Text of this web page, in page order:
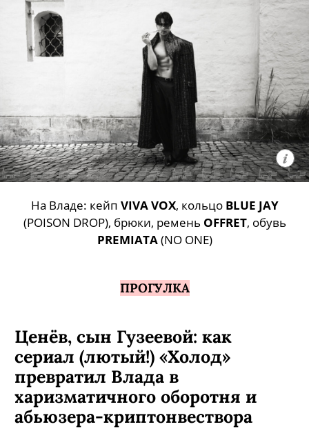
На Владе: кейп VIVA VOX, кольцо BLUE JAY
(POISON DROP), брюки, ремень OFFRET, обувь
PREMIATA(NO ONE)
ПРОГУЛКА
Ценёв, сын Гузеевой: как
сериал (лютый!) «Холод»
превратил Влада в
харизматичного оборотня и
абьюзера-криптонвествора